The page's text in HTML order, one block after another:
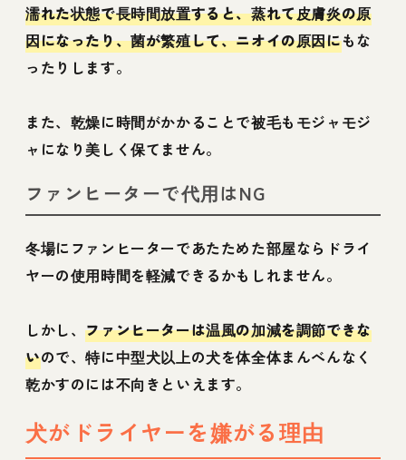
濡れた状態で長時間放置すると、蒸れて皮膚炎の原
因になったり、菌が繁殖して、ニオイの原因にもな
ったりします。
また、乾燥に時間がかかることで被毛もモジャモジ
ャになり美しく保てません。
ファンヒーターで代用はNG
冬場にファンヒーターであたためた部屋ならドライ
ヤーの使用時間を軽減できるかもしれません。
しかし、ファンヒーターは温風の加減を調節できな
いので、特に中型犬以上の犬を体全体まんべんなく
乾かすのには不向きといえます。
犬がドライヤーを嫌がる理由